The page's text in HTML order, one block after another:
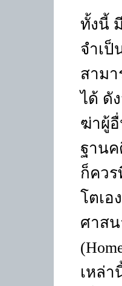
ทั้งนี้
จำเ
สาม
ได้ ดั
ฆ่าผู้อื่
ฐาน
ก็ควร
โตเอ
ศาสน
เหล่